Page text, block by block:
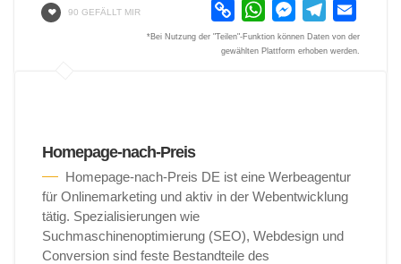
90 GEFÄLLT MIR
Copy
Link
WhatsAppMessenger
Telegram
*Bei Nutzung der "Teilen"-Funktion können Daten von der
gewählten Plattform erhoben werden.
Homepage-nach-Preis
Homepage-nach-Preis DE ist eine Werbeagentur
für Onlinemarketing und aktiv in der Webentwicklung
tätig. Spezialisierungen wie
Suchmaschinenoptimierung (SEO), Webdesign und
Conversion sind feste Bestandteile des